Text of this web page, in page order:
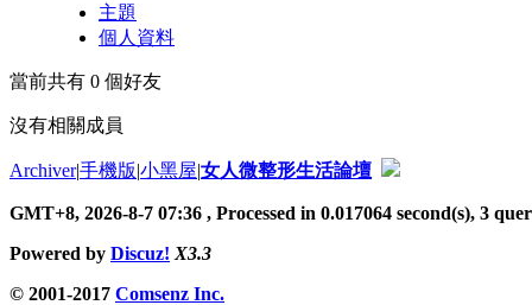
主題
個人資料
當前共有 0 個好友
沒有相關成員
Archiver|手機版|小黑屋|女人微整形生活論壇
GMT+8, 2026-8-7 07:36 , Processed in 0.017064 second(s), 3
Powered by Discuz! X3.3
© 2001-2017 Comsenz Inc.